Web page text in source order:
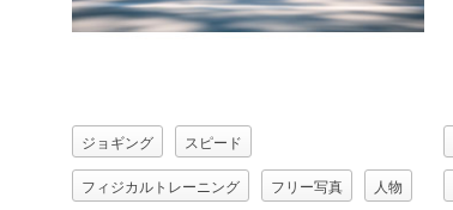
ジョギング スピード
フィジカルトレーニング フリー写真 人物